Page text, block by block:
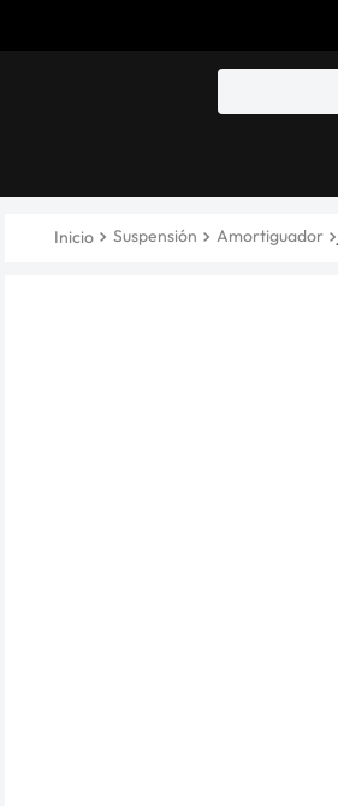
Suspensión Amortiguador